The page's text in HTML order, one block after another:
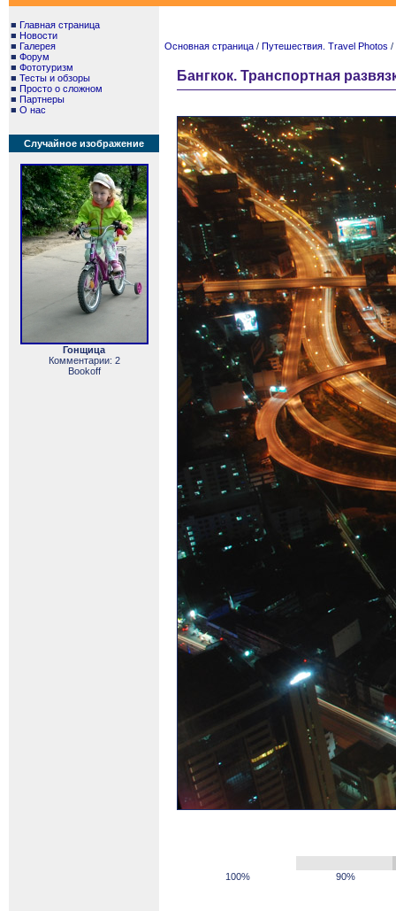
■ Главная страница
■ Новости
■ Галерея
■ Форум
■ Фототуризм
■ Тесты и обзоры
■ Просто о сложном
■ Партнеры
■ О нас
Случайное изображение
Гонщица
Комментарии: 2
Bookoff
Основная страница / Путешествия. Travel Photos /
Бангкок. Транспортная
100% 90%